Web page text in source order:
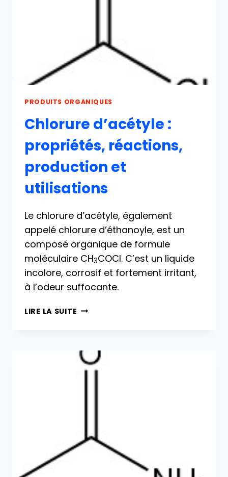
PRODUITS ORGANIQUES
Chlorure d’acétyle :
propriétés, réactions,
production et
utilisations
Le chlorure d’acétyle, également
appelé chlorure d’éthanoyle, est un
composé organique de formule
moléculaire CH3COCl. C’est un liquide
incolore, corrosif et fortement irritant,
à l’odeur suffocante.
LIRE LA SUITE CHLORURE
PRODUCTION
ET